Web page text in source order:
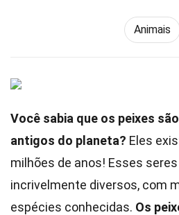
Animais
Você sabia que os peixes
antigos do planeta? Eles
milhões de anos! Esses
incrivelmente diversos, com
espécies conhecidas. Os